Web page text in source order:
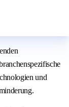
und